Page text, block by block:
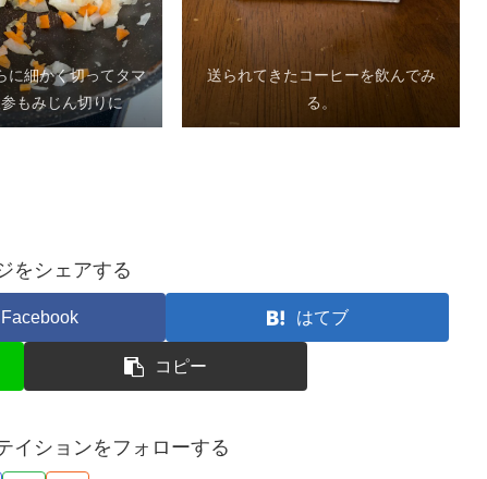
に細かく切ってタマ
もみじん切りに
送られてきたコーヒーを飲んでみ
る。
をシェアする
Facebook はてブ
コピー
イションをフォローする